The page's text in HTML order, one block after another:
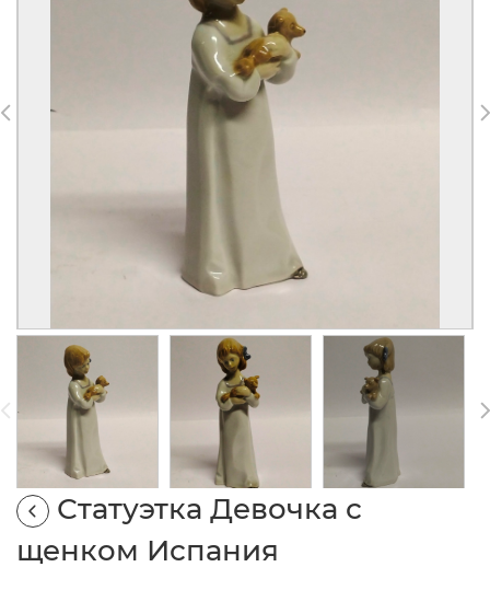
Статуэтка Девочка с
щенком Испания